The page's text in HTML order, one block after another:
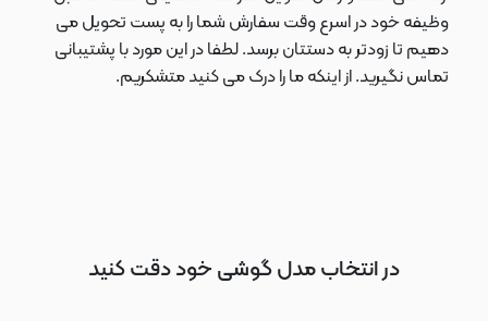
وظیفه خود در اسرع وقت سفارش شما را به پست تحویل می
دهیم تا زودتر به دستتان برسد. لطفا در این مورد با پشتیبانی
تماس نگیرید. از اینکه ما را درک می کنید متشکریم.
در انتخاب مدل گوشی خود دقت کنید